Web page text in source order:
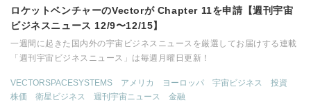
ロケットベンチャーのVectorが Chapter 11を申請【週刊宇宙
ビジネスニュース 12/9〜12/15】
一週間に起きた国内外の宇宙ビジネスニュースを厳選してお届けする連載
「週刊宇宙ビジネスニュース」は毎週月曜日更新！
VECTORSPACESYSTEMS アメリカ ヨーロッパ 宇宙ビジネス
投資
株価
衛星ビジネス 週刊宇宙ニュース 金融